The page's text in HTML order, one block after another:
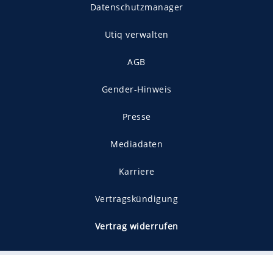
Datenschutzmanager
Utiq verwalten
AGB
Gender-Hinweis
Presse
Mediadaten
Karriere
Vertragskündigung
Vertrag widerrufen